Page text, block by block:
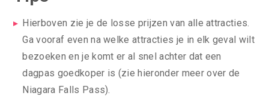
Hierboven zie je de losse prijzen van alle attracties.
Ga vooraf even na welke attracties je in elk geval wilt
bezoeken en je komt er al snel achter dat een
dagpas goedkoper is (zie hieronder meer over de
Niagara Falls Pass).